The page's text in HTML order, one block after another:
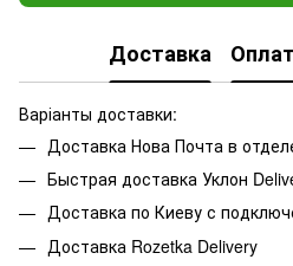
Доставка
Варіанты доставки:
Доставка Нова Почта в
Быстрая доставка Уклон
Доставка по Киеву с
Доставка Rozetka Delivery